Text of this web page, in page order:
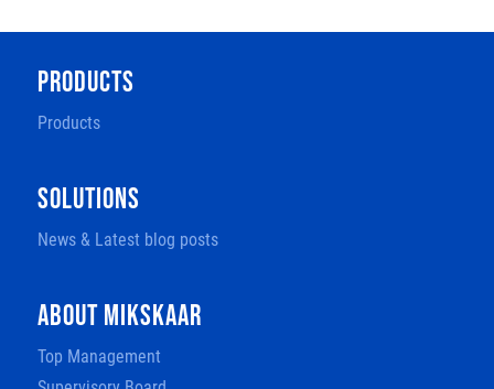
PRODUCTS
Products
SOLUTIONS
News & Latest blog posts
ABOUT MIKSKAAR
Top Management